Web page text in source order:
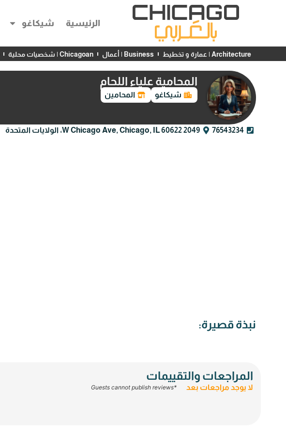
الرئيسية شيكاغو
Architecture | عمارة و تخطيط Business | أعمال Chicagoan | شخصيات محلية
المحامية علياء اللحام
شيكاغو المحامين
76543234 2049 W Chicago Ave, Chicago, IL 60622، الولايات المتحدة
نبذة قصيرة:
المراجعات والتقييمات
لا يوجد مراجعات بعد *Guests cannot publish reviews